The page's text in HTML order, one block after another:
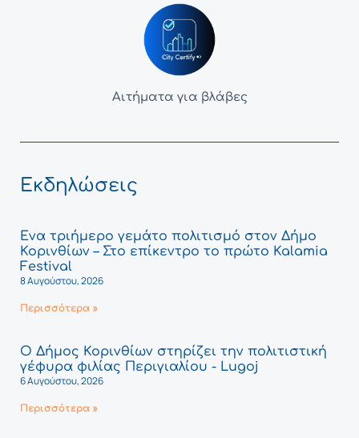
Αιτήματα για βλάβες
Εκδηλώσεις
Ένα τριήμερο γεμάτο πολιτισμό στον Δήμο
Κορινθίων – Στο επίκεντρο το πρώτο Kalamia
Festival
8 Αυγούστου, 2026
Περισσότερα »
Ο Δήμος Κορινθίων στηρίζει την πολιτιστική
γέφυρα φιλίας Περιγιαλίου - Lugoj
6 Αυγούστου, 2026
Περισσότερα »